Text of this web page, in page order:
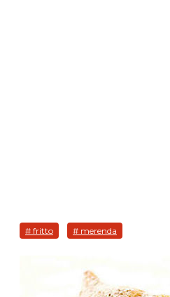
# fritto # merenda